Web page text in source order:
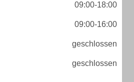
09:00-18:00
09:00-16:00
geschlossen
geschlossen